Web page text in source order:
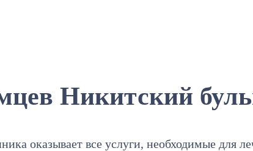
Никитский
оказывает все услуги, необходимые для